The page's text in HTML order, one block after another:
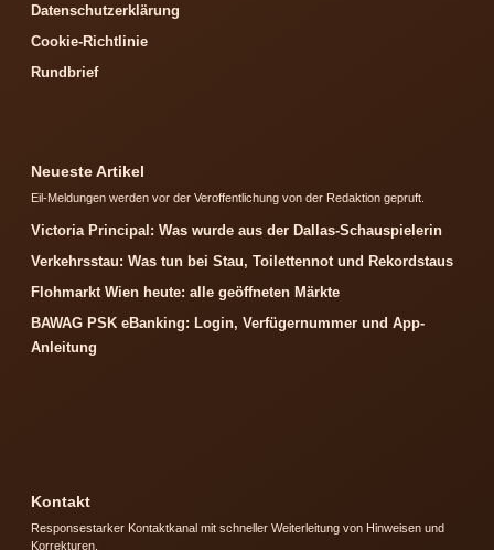
Datenschutzerklärung
Cookie-Richtlinie
Rundbrief
Neueste Artikel
Eil-Meldungen werden vor der Veroffentlichung von der Redaktion gepruft.
Victoria Principal: Was wurde aus der Dallas-Schauspielerin
Verkehrsstau: Was tun bei Stau, Toilettennot und Rekordstaus
Flohmarkt Wien heute: alle geöffneten Märkte
BAWAG PSK eBanking: Login, Verfügernummer und App-
Anleitung
Kontakt
Responsestarker Kontaktkanal mit schneller Weiterleitung von Hinweisen und
Korrekturen.